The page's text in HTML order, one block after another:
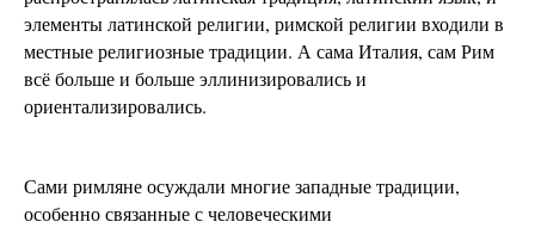
элементы латинской религии, римской религии входили в
местные религиозные традиции. А сама Италия, сам Рим
всё больше и больше эллинизировались и
ориентализировались.
Сами римляне осуждали многие западные традиции,
особенно связанные с человеческими